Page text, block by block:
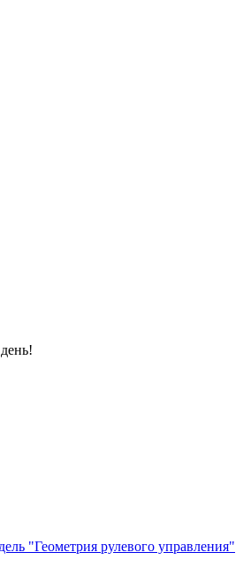
"Геометрия рулевого управления"